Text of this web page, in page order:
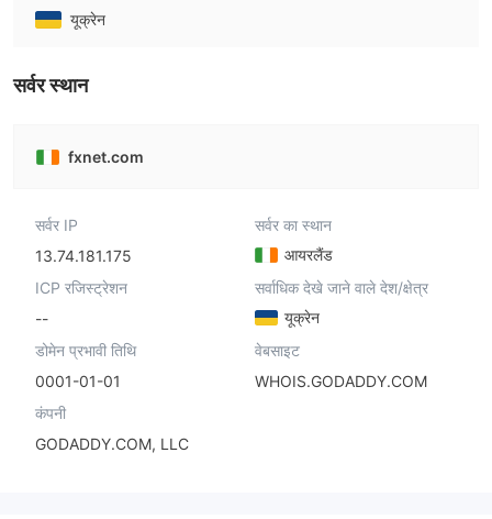
यूक्रेन
सर्वर स्थान
fxnet.com
सर्वर IP
13.74.181.175
सर्वर का स्थान
आयरलैंड
ICP रजिस्ट्रेशन
--
सर्वाधिक देखे जाने वाले देश/क्षेत्र
यूक्रेन
डोमेन प्रभावी तिथि
0001-01-01
वेबसाइट
WHOIS.GODADDY.COM
कंपनी
GODADDY.COM, LLC